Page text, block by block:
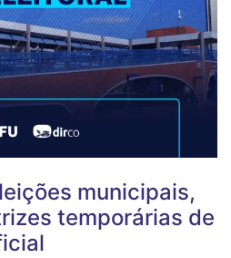
municipais,
temporárias de